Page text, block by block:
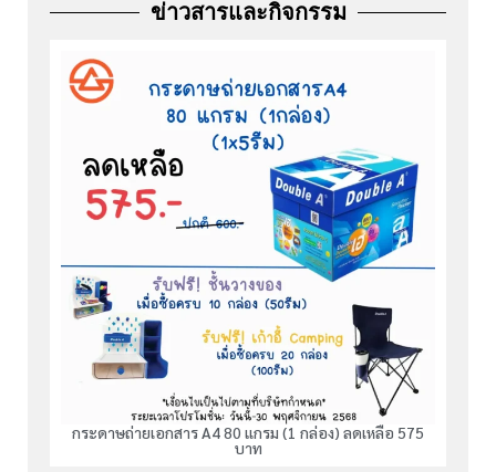
ข่าวสารและกิจกรรม
กระดาษถ่ายเอกสาร A4 80 แกรม (1 กล่อง) ลดเหลือ 575
บาท